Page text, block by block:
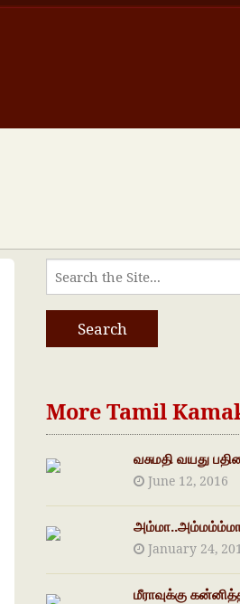
More Tamil
வசுமதி வயது
June 12, 2016
January 24,
மீராவுக்கு